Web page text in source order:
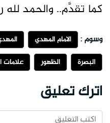
كما تقدَّم.. والحمد لله
وسوم : الامام المهدي
البصرة
الظهور علامات
اترك تعليق